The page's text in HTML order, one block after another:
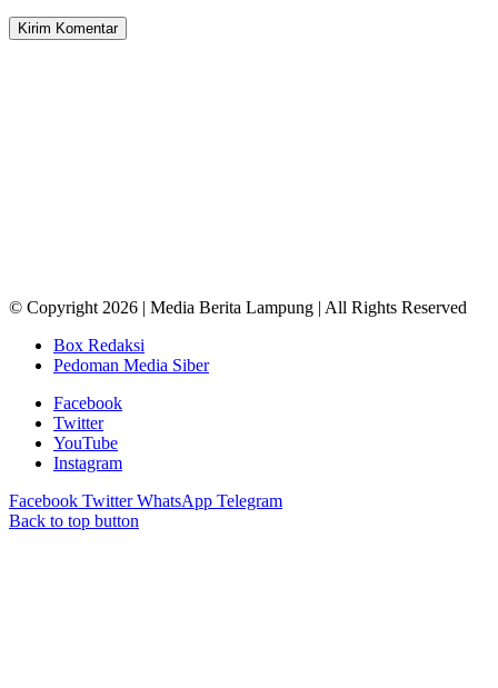
© Copyright 2026 | Media Berita Lampung | All Rights Reserved
Box Redaksi
Pedoman Media Siber
Facebook
Twitter
YouTube
Instagram
Facebook Twitter WhatsApp Telegram
Back to top button